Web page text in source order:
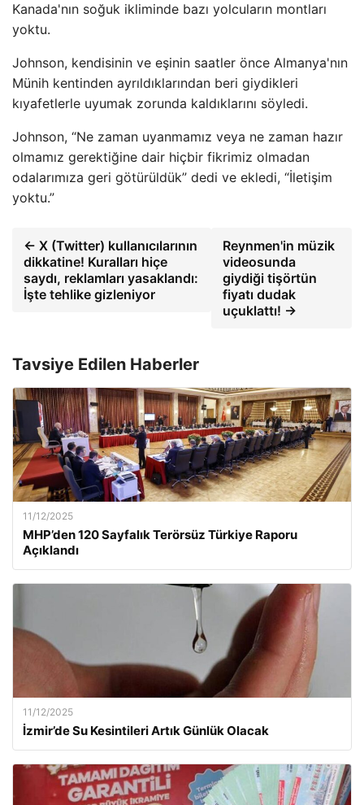
Kanada'nın soğuk ikliminde bazı yolcuların montları
yoktu.
Johnson, kendisinin ve eşinin saatler önce Almanya'nın
Münih kentinden ayrıldıklarından beri giydikleri
kıyafetlerle uyumak zorunda kaldıklarını söyledi.
Johnson, “Ne zaman uyanmamız veya ne zaman hazır
olmamız gerektiğine dair hiçbir fikrimiz olmadan
odalarımıza geri götürüldük” dedi ve ekledi, “İletişim
yoktu.”
← X (Twitter) kullanıcılarının
dikkatine! Kuralları hiçe
saydı, reklamları yasaklandı:
İşte tehlike gizleniyor
Reynmen'in müzik
videosunda
giydiği tişörtün
fiyatı dudak
uçuklattı! →
Tavsiye Edilen Haberler
11/12/2025
MHP’den 120 Sayfalık Terörsüz Türkiye Raporu
Açıklandı
11/12/2025
İzmir’de Su Kesintileri Artık Günlük Olacak